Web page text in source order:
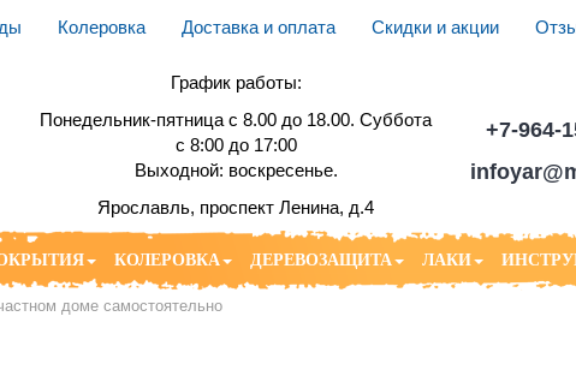
Колеровка Доставка и оплата Скидки и акции
График работы:
Понедельник-пятница с 8.00 до 18.00. Суббота
с 8:00 до 17:00
Выходной: воскресенье.
Ярославль, проспект Ленина, д.4
+7-964-
КОЛЕРОВКА ДЕРЕВОЗАЩИТА ЛАКИ
доме самостоятельно